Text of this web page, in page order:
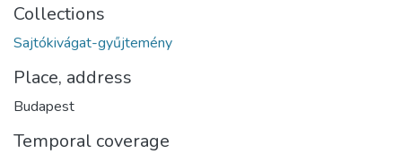
Collections
Sajtókivágat-gyűjtemény
Place, address
Budapest
Temporal coverage